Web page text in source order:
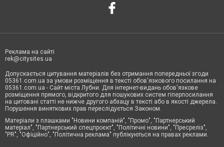
Реклама на сайті
rek@citysites.ua
Допускається цитування матеріалів без отримання попередньої згоди
05361.com.ua за умови розміщення в тексті обов'язкового посилання на
05361.com.ua - Сайт міста Лубни. Для інтернет-видань обов'язкове
розміщення прямого, відкритого для пошукових систем гіперпосилання
на цитовані статті не нижче другого абзацу в тексті або в якості джерела.
Порушення виняткових прав переслідується Законом.
Матеріали з плашками "Новини компаній", "Промо", "Партнерський
матеріал", "Партнерський спецпроєкт", "Політичні новини", "Пресреліз",
"PR", "Офіційно", "Політична реклама" публікуються на правах реклами.